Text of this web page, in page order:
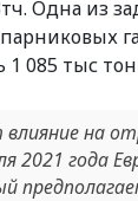
Одна из
085 тыс
на
2021 года